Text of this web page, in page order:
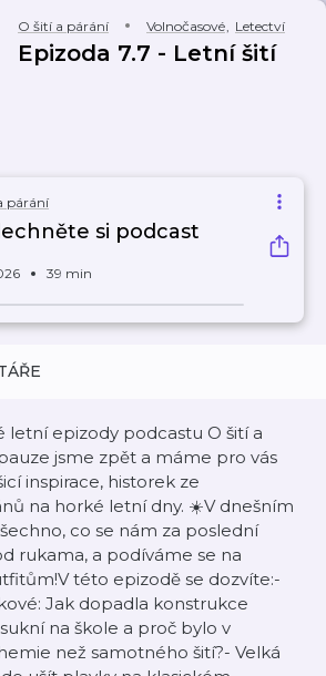
O šití a párání Volnočasové, Letectví
Epizoda 7.7 - Letní šití
párání
si podcast
39 min
letní epizody podcastu O šití a
jsme zpět a máme pro vás
inspirace, historek ze
na horké letní dny. ☀️V dnešním
co se nám za poslední
rukama, a podíváme se na
této epizodě se dozvíte:-
Jak dopadla konstrukce
na škole a proč bylo v
než samotného šití?- Velká